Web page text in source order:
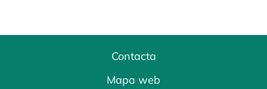
Contacta
Mapa web